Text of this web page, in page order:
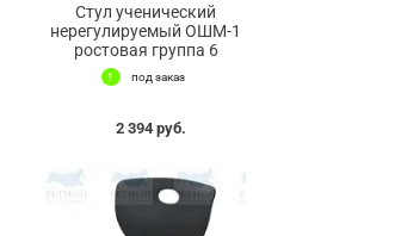
Стул ученический
нерегулируемый ОШМ-1
ростовая группа 6
под заказ
2 394 руб.